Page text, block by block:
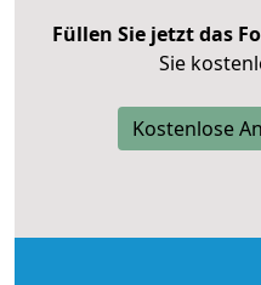
Füllen Sie jetzt das
Sie
Kostenlose